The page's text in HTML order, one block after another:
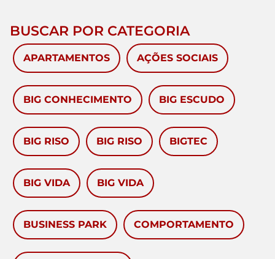
BUSCAR POR CATEGORIA
APARTAMENTOS AÇÕES SOCIAIS
BIG CONHECIMENTO BIG ESCUDO
BIG RISO BIG RISO BIGTEC
BIG VIDA BIG VIDA
BUSINESS PARK COMPORTAMENTO